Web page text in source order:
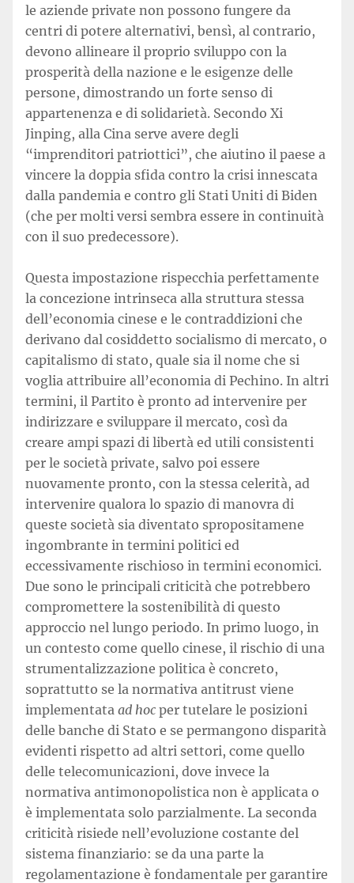
le aziende private non possono fungere da
centri di potere alternativi, bensì, al contrario,
devono allineare il proprio sviluppo con la
prosperità della nazione e le esigenze delle
persone, dimostrando un forte senso di
appartenenza e di solidarietà. Secondo Xi
Jinping, alla Cina serve avere degli
“imprenditori patriottici”, che aiutino il paese a
vincere la doppia sfida contro la crisi innescata
dalla pandemia e contro gli Stati Uniti di Biden
(che per molti versi sembra essere in continuità
con il suo predecessore).
Questa impostazione rispecchia perfettamente
la concezione intrinseca alla struttura stessa
dell’economia cinese e le contraddizioni che
derivano dal cosiddetto socialismo di mercato, o
capitalismo di stato, quale sia il nome che si
voglia attribuire all’economia di Pechino. In altri
termini, il Partito è pronto ad intervenire per
indirizzare e sviluppare il mercato, così da
creare ampi spazi di libertà ed utili consistenti
per le società private, salvo poi essere
nuovamente pronto, con la stessa celerità, ad
intervenire qualora lo spazio di manovra di
queste società sia diventato spropositamene
ingombrante in termini politici ed
eccessivamente rischioso in termini economici.
Due sono le principali criticità che potrebbero
compromettere la sostenibilità di questo
approccio nel lungo periodo. In primo luogo, in
un contesto come quello cinese, il rischio di una
strumentalizzazione politica è concreto,
soprattutto se la normativa antitrust viene
implementata ad hoc per tutelare le posizioni
delle banche di Stato e se permangono disparità
evidenti rispetto ad altri settori, come quello
delle telecomunicazioni, dove invece la
normativa antimonopolistica non è applicata o
è implementata solo parzialmente. La seconda
criticità risiede nell’evoluzione costante del
sistema finanziario: se da una parte la
regolamentazione è fondamentale per garantire